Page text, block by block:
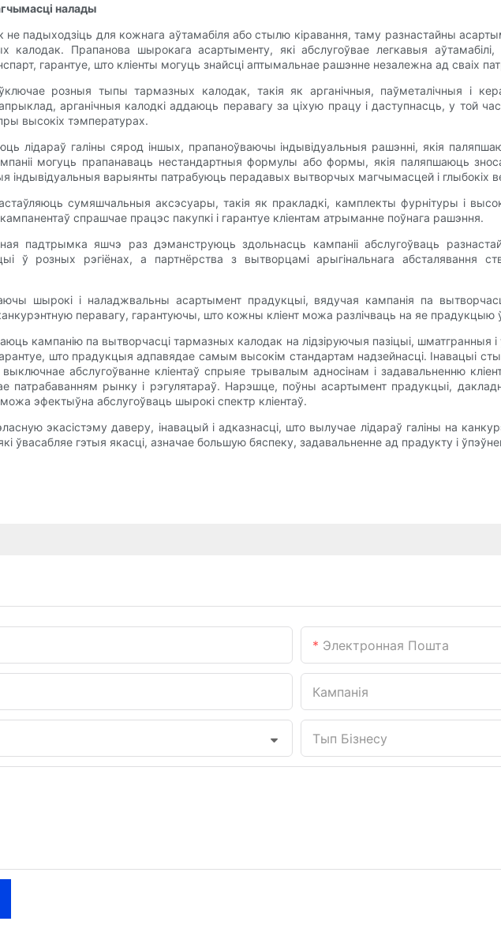
налады
не падыходзіць для кожнага аўтамабіля або стылю кіравання, таму разнастайны
калодак. Прапанова шырокага асартыменту, які абслугоўвае легкавыя
гарантуе, што кліенты могуць знайсці аптымальнае рашэнне незалежна ад сваіх
розныя тыпы тармазных калодак, такія як арганічныя, паўметалічныя і
арганічныя калодкі аддаюць перавагу за ціхую працу і даступнасць, у той
высокіх тэмпературах.
лідараў галіны сярод іншых, прапаноўваючы індывідуальныя рашэнні, якія
могуць прапанаваць нестандартныя формулы або формы, якія паляпшаюць
індывідуальныя варыянты патрабуюць перадавых вытворчых магчымасцей і глыбокіх
сумяшчальныя аксэсуары, такія як пракладкі, камплекты фурнітуры і
спрашчае працэс пакупкі і гарантуе кліентам атрыманне поўнага рашэння.
падтрымка яшчэ раз дэманструюць здольнасць кампаніі абслугоўваць
ў розных рэгіёнах, а партнёрства з вытворцамі арыгінальнага абсталявання
шырокі і наладжвальны асартымент прадукцыі, вядучая кампанія па
перавагу, гарантуючы, што кожны кліент можа разлічваць на яе прадукцыю
кампанію па вытворчасці тармазных калодак на лідзіруючыя пазіцыі, шматгранныя
што прадукцыя адпавядае самым высокім стандартам надзейнасці. Інавацыі
абслугоўванне кліентаў спрыяе трывалым адносінам і задавальненню
патрабаванням рынку і рэгулятараў. Нарэшце, поўны асартымент прадукцыі,
эфектыўна абслугоўваць шырокі спектр кліентаў.
экасістэму даверу, інавацый і адказнасці, што вылучае лідараў галіны на
ўвасабляе гэтыя якасці, азначае большую бяспеку, задавальненне ад прадукту і
Электронная Пошта
Кампанія
Тып Бізнесу